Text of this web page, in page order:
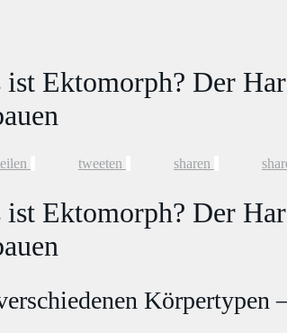
ist Ektomorph? Der
tweeten sharen
ist Ektomorph? Der
Körpertypen